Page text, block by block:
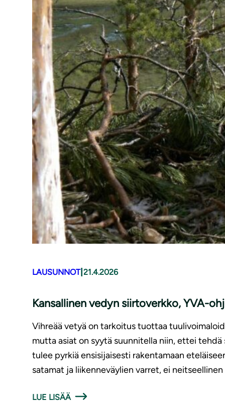
LAUSUNNOT| 21.4.2026
Kansallinen vedyn siirtoverkko, YVA-
Vihreää vetyä on tarkoitus tuottaa
mutta asiat on syytä suunnitella niin, ettei
tulee pyrkiä ensisijaisesti rakentamaan
satamat ja liikenneväylien varret, ei
LUE LISÄÄ